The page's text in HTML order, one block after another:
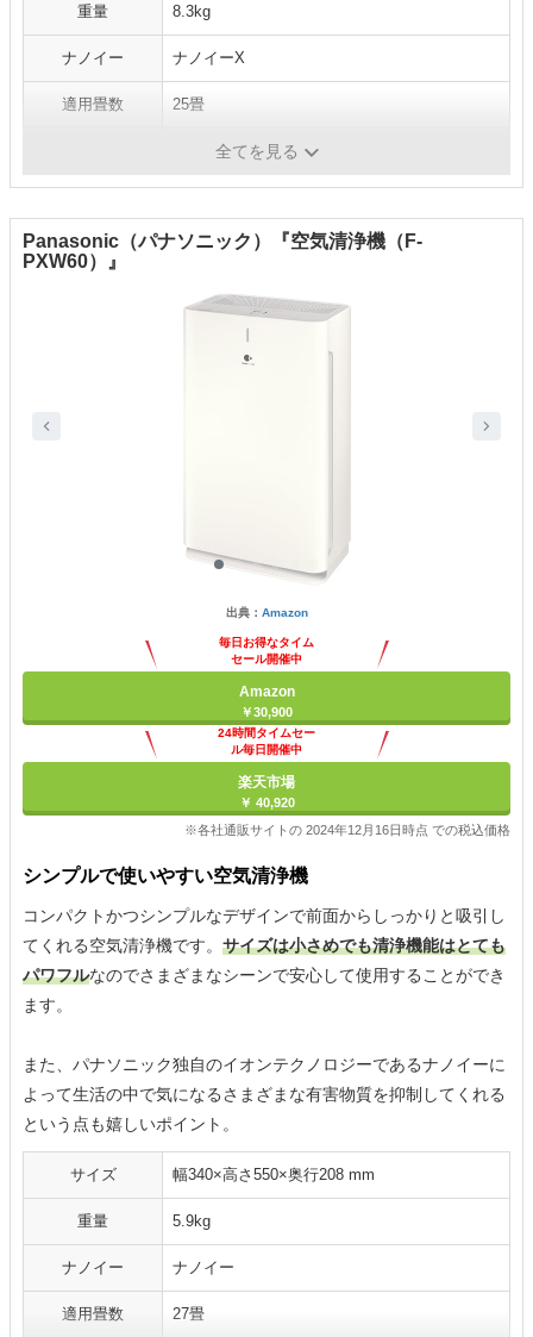
重量 8.3kg
ナノイー ナノイーX
適用畳数 25畳
全てを見る
Panasonic（パナソニック）『空気清浄機（F-
PXW60）』
出典： Amazon
毎日お得なタイム
セール開催中
Amazon
￥30,900
24時間タイムセー
ル毎日開催中
楽天市場
￥ 40,920
※各社通販サイトの 2024年12月16日時点 での税込価格
シンプルで使いやすい空気清浄機
コンパクトかつシンプルなデザインで前面からしっかりと吸引し
てくれる空気清浄機です。 サイズは小さめでも清浄機能はとても
パワフルなのでさまざまなシーンで安心して使用することができ
ます。
また、パナソニック独自のイオンテクノロジーであるナノイーに
よって生活の中で気になるさまざまな有害物質を抑制してくれる
という点も嬉しいポイント。
サイズ 幅340×高さ550×奥行208 mm
重量 5.9kg
ナノイー ナノイー
適用畳数 27畳